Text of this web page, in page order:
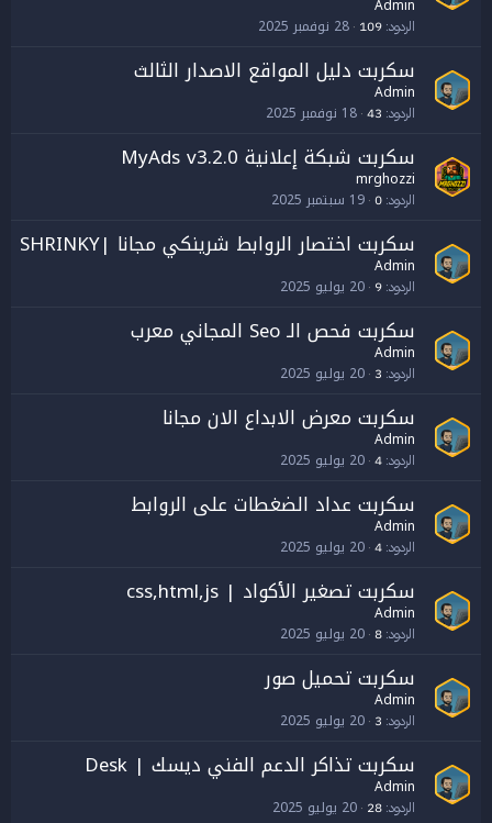
Admin
الردود 109 28 نوفمبر 2025
سكربت دليل المواقع الاصدار الثالث
Admin
الردود 43 18 نوفمبر 2025
سكربت شبكة إعلانية MyAds v3.2.0
mrghozzi
الردود 0 19 سبتمبر 2025
سكربت اختصار الروابط شرينكي مجانا |SHRINKY
Admin
الردود 9 20 يوليو 2025
سكربت فحص الـ Seo المجاني معرب
Admin
الردود 3 20 يوليو 2025
سكربت معرض الابداع الان مجانا
Admin
الردود 4 20 يوليو 2025
سكربت عداد الضغطات على الروابط
Admin
الردود 4 20 يوليو 2025
سكربت تصغير الأكواد | css,html,js
Admin
الردود 8 20 يوليو 2025
سكربت تحميل صور
Admin
الردود 3 20 يوليو 2025
سكربت تذاكر الدعم الفني ديسك | Desk
Admin
الردود 28 20 يوليو 2025